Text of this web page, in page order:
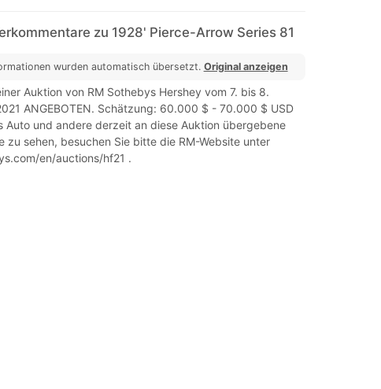
zu 1928' Pierce-Arrow Series 81
wurden automatisch übersetzt. Original anzeigen
Auktion von RM Sothebys Hershey vom 7. bis 8.
ANGEBOTEN. Schätzung: 60.000 $ - 70.000 $ USD
Auto und andere derzeit an diese Auktion übergebene
zu sehen, besuchen Sie bitte die RM-Website unter
en/auctions/hf21 .